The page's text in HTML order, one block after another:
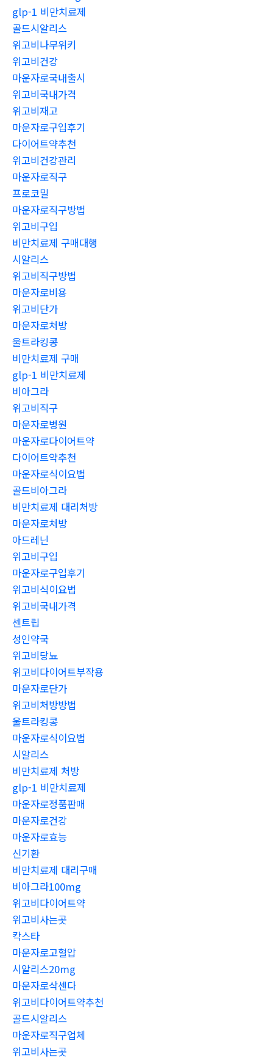
glp-1 비만치료제
골드시알리스
위고비나무위키
위고비건강
마운자로국내출시
위고비국내가격
위고비재고
마운자로구입후기
다이어트약추천
위고비건강관리
마운자로직구
프로코밀
마운자로직구방법
위고비구입
비만치료제 구매대행
시알리스
위고비직구방법
마운자로비용
위고비단가
마운자로처방
울트라킹콩
비만치료제 구매
glp-1 비만치료제
비아그라
위고비직구
마운자로병원
마운자로다이어트약
다이어트약추천
마운자로식이요법
골드비아그라
비만치료제 대리처방
마운자로처방
아드레닌
위고비구입
마운자로구입후기
위고비식이요법
위고비국내가격
센트립
성인약국
위고비당뇨
위고비다이어트부작용
마운자로단가
위고비처방방법
울트라킹콩
마운자로식이요법
시알리스
비만치료제 처방
glp-1 비만치료제
마운자로정품판매
마운자로건강
마운자로효능
신기환
비만치료제 대리구매
비아그라100mg
위고비다이어트약
위고비사는곳
칵스타
마운자로고혈압
시알리스20mg
마운자로삭센다
위고비다이어트약추천
골드시알리스
마운자로직구업체
위고비사는곳